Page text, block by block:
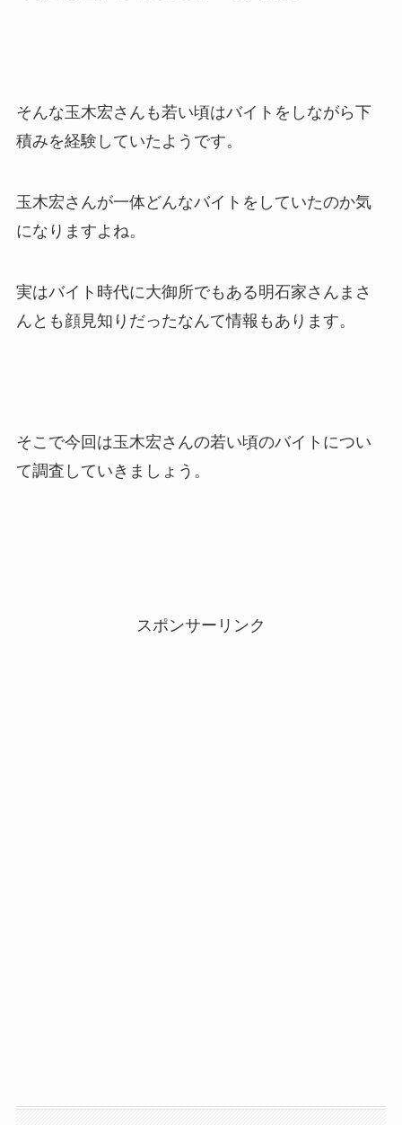
そんな玉木宏さんも若い頃はバイトをしながら下
積みを経験していたようです。
玉木宏さんが一体どんなバイトをしていたのか気
になりますよね。
実はバイト時代に大御所でもある明石家さんまさ
んとも顔見知りだったなんて情報もあります。
そこで今回は玉木宏さんの若い頃のバイトについ
て調査していきましょう。
スポンサーリンク